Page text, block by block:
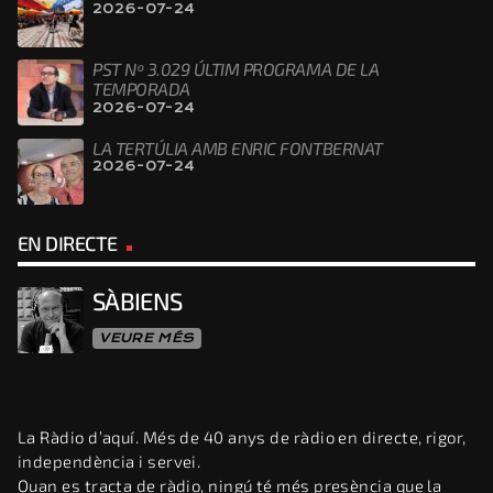
2026-07-24
PST Nº 3.029 ÚLTIM PROGRAMA DE LA
TEMPORADA
2026-07-24
LA TERTÚLIA AMB ENRIC FONTBERNAT
2026-07-24
EN DIRECTE
SÀBIENS
VEURE MÉS
La Ràdio d’aquí. Més de 40 anys de ràdio en directe, rigor,
independència i servei.
Quan es tracta de ràdio, ningú té més presència que la